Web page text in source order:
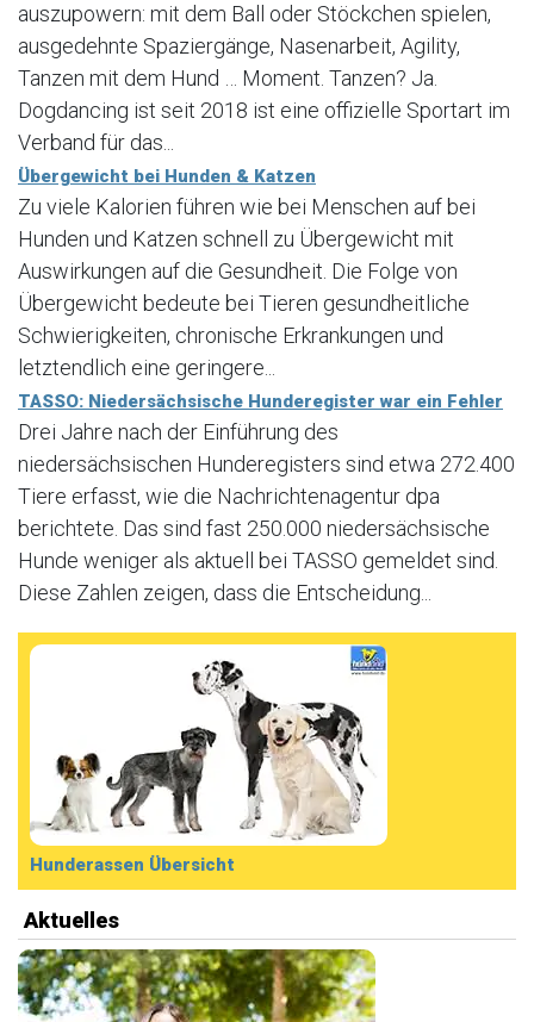
auszupowern: mit dem Ball oder Stöckchen spielen,
ausgedehnte Spaziergänge, Nasenarbeit, Agility,
Tanzen mit dem Hund … Moment. Tanzen? Ja.
Dogdancing ist seit 2018 ist eine offizielle Sportart im
Verband für das...
Übergewicht bei Hunden & Katzen
Zu viele Kalorien führen wie bei Menschen auf bei
Hunden und Katzen schnell zu Übergewicht mit
Auswirkungen auf die Gesundheit. Die Folge von
Übergewicht bedeute bei Tieren gesundheitliche
Schwierigkeiten, chronische Erkrankungen und
letztendlich eine geringere...
TASSO: Niedersächsische Hunderegister war ein Fehler
Drei Jahre nach der Einführung des
niedersächsischen Hunderegisters sind etwa 272.400
Tiere erfasst, wie die Nachrichtenagentur dpa
berichtete. Das sind fast 250.000 niedersächsische
Hunde weniger als aktuell bei TASSO gemeldet sind.
Diese Zahlen zeigen, dass die Entscheidung...
Hunderassen Übersicht
Aktuelles